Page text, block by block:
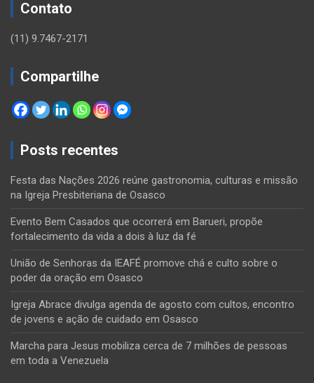
Contato
(11) 9.7467-2171
Compartilhe
Posts recentes
Festa das Nações 2026 reúne gastronomia, culturas e missão
na Igreja Presbiteriana de Osasco
Evento Bem Casados que ocorrerá em Barueri, propõe
fortalecimento da vida a dois à luz da fé
União de Senhoras da IEAFÉ promove chá e culto sobre o
poder da oração em Osasco
Igreja Abrace divulga agenda de agosto com cultos, encontro
de jovens e ação de cuidado em Osasco
Marcha para Jesus mobiliza cerca de 7 milhões de pessoas
em toda a Venezuela